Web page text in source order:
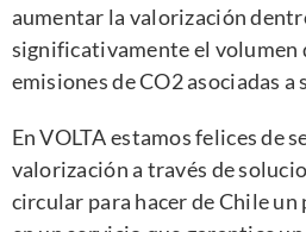
aumentar la valorización
significativamente el volumen
emisiones de CO2 asociadas
En VOLTA estamos felices de
valorización a través de
circular para hacer de Chile